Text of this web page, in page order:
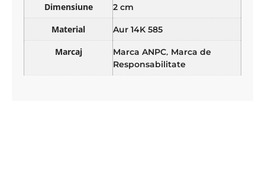
Dimensiune 2 cm
Material Aur 14K 585
Marcaj Marca ANPC, Marca de
Responsabilitate